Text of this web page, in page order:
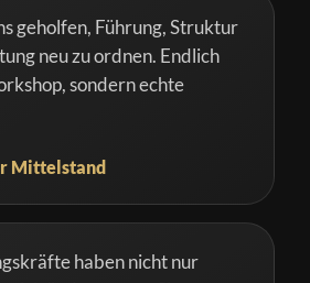
geholfen, Führung, Struktur
neu zu ordnen. Endlich
sondern echte
Mittelstand
haben nicht nur